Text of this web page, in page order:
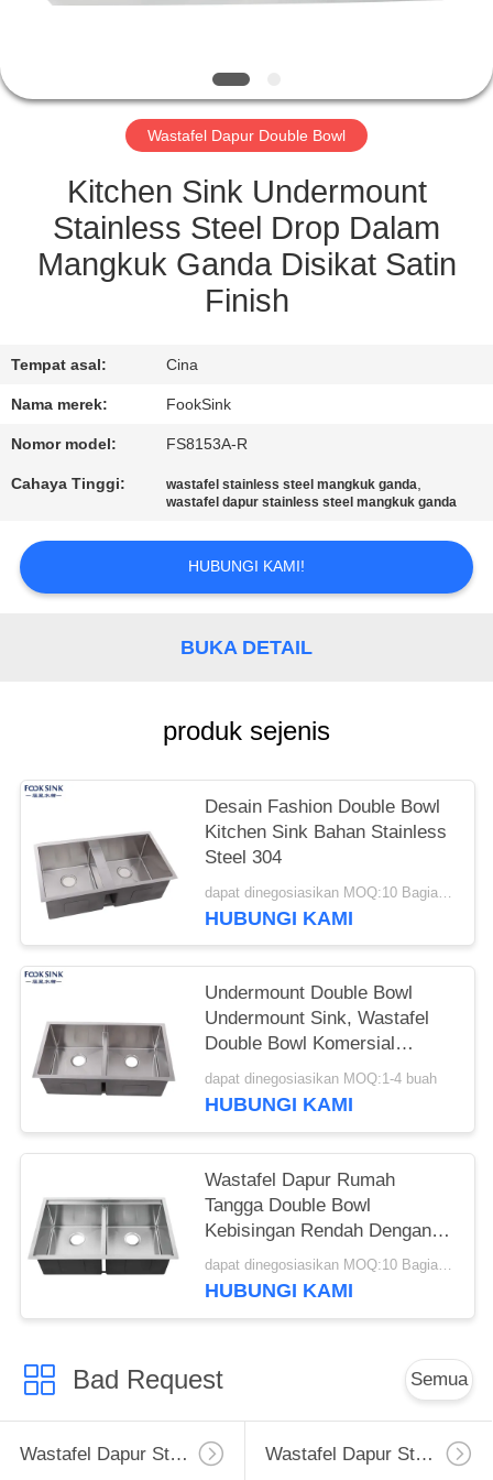
KUALITAS
HUBUNGI
KAMI
PERMINTAAN
PENAWARAN
SITEMAP
PRIVACY
POLICY
Wastafel Dapur Double Bowl
Kitchen Sink Undermount
Stainless Steel Drop Dalam
Mangkuk Ganda Disikat Satin
Finish
Tempat asal: Cina
Nama merek: FookSink
Nomor model: FS8153A-R
Cahaya Tinggi: wastafel stainless steel mangkuk ganda,
wastafel dapur stainless steel mangkuk ganda
HUBUNGI KAMI!
BUKA DETAIL
produk sejenis
Desain Fashion Double Bowl
Kitchen Sink Bahan Stainless
Steel 304
HUBUNGI KAMI
Undermount Double Bowl
Undermount Sink, Wastafel
Double Bowl Komersial
Persegi Panjang
dapat dinegosiasikan MOQ:1-4 buah
HUBUNGI KAMI
Wastafel Dapur Rumah
Tangga Double Bowl
Kebisingan Rendah Dengan
Pad Pengurangan Suara Tebaldapat dinegosiasikan MOQ:10 Bagian/buah
HUBUNGI KAMI
Bad Request Semua
Wastafel Dapur Stainless Steel Apron Wastafel Dapur Stainless Steel Tingkat Atas